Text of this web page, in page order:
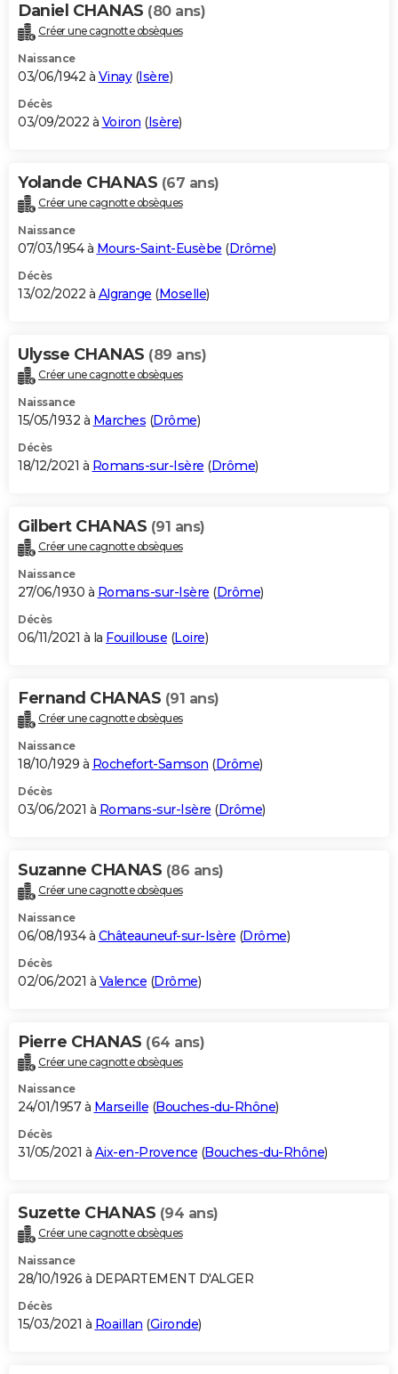
Daniel CHANAS (80 ans)
Créer une cagnotte obsèques
Naissance
03/06/1942 à Vinay(Isère)
Décès
03/09/2022 à Voiron (Isère)
Yolande CHANAS (67 ans)
Créer une cagnotte obsèques
Naissance
07/03/1954 à Mours-Saint-Eusèbe (Drôme)
Décès
13/02/2022 à Algrange (Moselle)
Ulysse CHANAS (89 ans)
Créer une cagnotte obsèques
Naissance
15/05/1932 à Marches (Drôme)
Décès
18/12/2021 à Romans-sur-Isère (Drôme)
Gilbert CHANAS (91 ans)
Créer une cagnotte obsèques
Naissance
27/06/1930 à Romans-sur-Isère (Drôme)
Décès
06/11/2021 à la Fouillouse (Loire)
Fernand CHANAS (91 ans)
Créer une cagnotte obsèques
Naissance
18/10/1929 à Rochefort-Samson (Drôme)
Décès
03/06/2021 à Romans-sur-Isère (Drôme)
Suzanne CHANAS (86 ans)
Créer une cagnotte obsèques
Naissance
06/08/1934 à Châteauneuf-sur-Isère (Drôme)
Décès
02/06/2021 à Valence (Drôme)
Pierre CHANAS (64 ans)
Créer une cagnotte obsèques
Naissance
24/01/1957 à Marseille (Bouches-du-Rhône)
Décès
31/05/2021 à Aix-en-Provence (Bouches-du-Rhône)
Suzette CHANAS (94 ans)
Créer une cagnotte obsèques
Naissance
28/10/1926 à DEPARTEMENT D'ALGER
Décès
15/03/2021 à Roaillan (Gironde)